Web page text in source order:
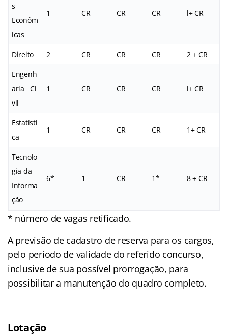
s
Econôm
icas
1 CR CR CR l+ CR
Direito 2 CR CR CR 2 + CR
Engenh
aria Ci
vil
1 CR CR CR l+ CR
Estatísti
ca
1 CR CR CR 1+ CR
Tecnolo
gia da
Informa
ção
6* 1 CR 1* 8 + CR
* número de vagas retificado.
A previsão de cadastro de reserva para os cargos,
pelo período de validade do referido concurso,
inclusive de sua possível prorrogação, para
possibilitar a manutenção do quadro completo.
Lotação